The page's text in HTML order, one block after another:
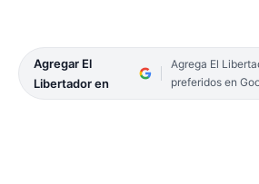
Agregar El
Libertador en
Agrega El
preferidos en